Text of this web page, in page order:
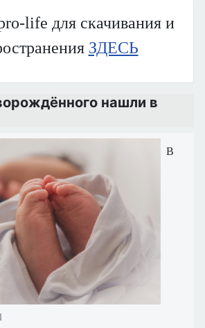
life для скачивания и
ЗДЕСЬ
нашли в
В